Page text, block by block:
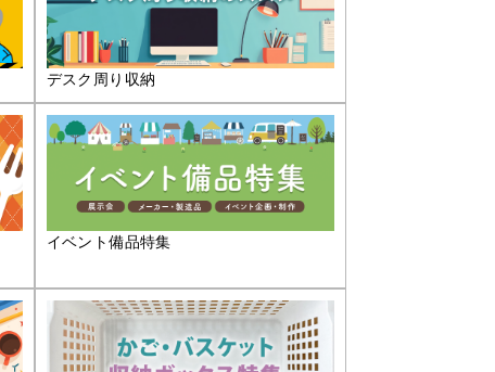
デスク周り収納
イベント備品特集